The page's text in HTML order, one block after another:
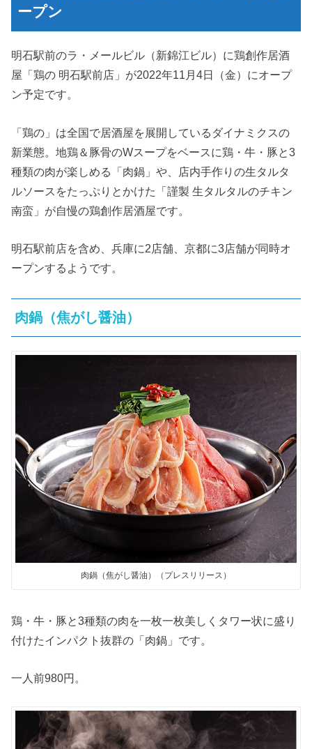
ープン
明石駅前のラ・メールビル（新錦江ビル）に鶏創作居酒
屋「鶏の 明石駅前店」が2022年11月4日（金）にオープ
ン予定です。
「鶏の」は全国で居酒屋を展開しているダイナミクスの
新業態。地鶏＆豚骨のWスープをベースに鶏・牛・豚と3
種類の肉が楽しめる「肉鍋」や、店内手作りの生タルタ
ルソースをたっぷりとかけた「謹製 生タルタルのチキン
南蛮」が自慢の鶏創作居酒屋です。
明石駅前店を含め、兵庫に2店舗、京都に3店舗が同時オ
ープンするようです。
肉鍋（焦がし醤油）
肉鍋（焦がし醤油）（プレスリリース）
鶏・牛・豚と3種類の肉を一枚一枚美しくタワー状に盛り
付けたインパクト抜群の「肉鍋」です。
一人前980円。